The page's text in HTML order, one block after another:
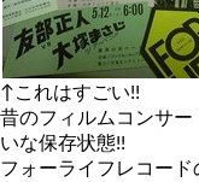
↑これはすごい!!
昔のフィルムコンサ
いな保存状態!!
フォーライフレコー